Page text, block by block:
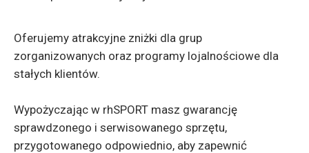
Oferujemy atrakcyjne zniżki dla grup
zorganizowanych oraz programy lojalnościowe dla
stałych klientów.
Wypożyczając w rhSPORT masz gwarancję
sprawdzonego i serwisowanego sprzętu,
przygotowanego odpowiednio, aby zapewnić